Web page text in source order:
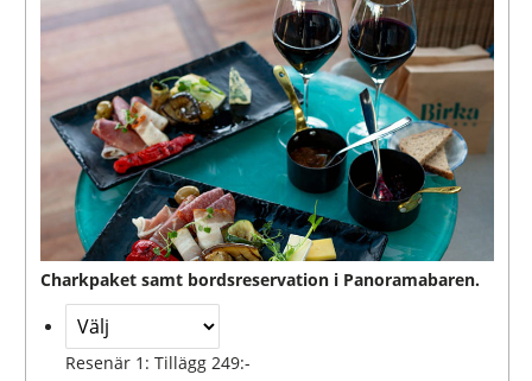
Charkpaket samt bordsreservation i Panoramabaren.
Resenär 1: Tillägg 249:-